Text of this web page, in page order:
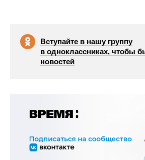
Вступайте в нашу группу
в одноклассниках, чтобы
новостей